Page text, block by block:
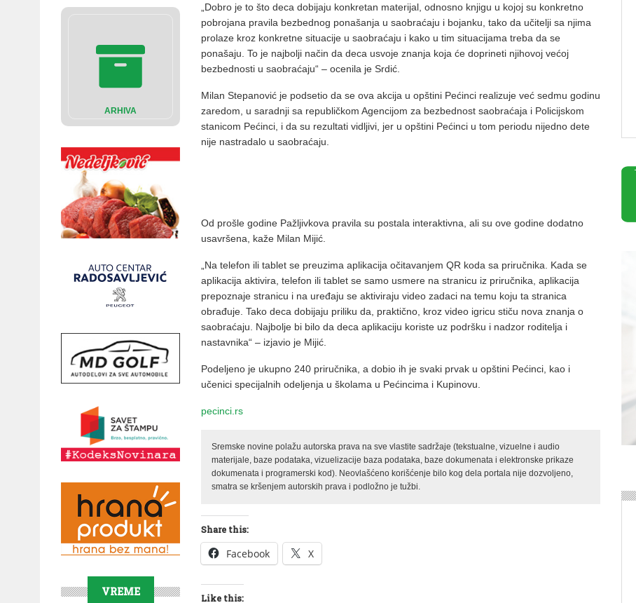
ARHIVA
VREME
„Dobro je to što deca dobijaju konkretan materijal, odnosno knjigu u kojoj su konkretno
pobrojana pravila bezbednog ponašanja u saobraćaju i bojanku, tako da učitelji sa njima
prolaze kroz konkretne situacije u saobraćaju i kako u tim situacijama treba da se
ponašaju. To je najbolji način da deca usvoje znanja koja će doprineti njihovoj većoj
bezbednosti u saobraćaju“ – ocenila je Srdić.
Milan Stepanović je podsetio da se ova akcija u opštini Pećinci realizuje već sedmu godinu
zaredom, u saradnji sa republičkom Agencijom za bezbednost saobraćaja i Policijskom
stanicom Pećinci, i da su rezultati vidljivi, jer u opštini Pećinci u tom periodu nijedno dete
nije nastradalo u saobraćaju.
Od prošle godine Pažljivkova pravila su postala interaktivna, ali su ove godine dodatno
usavršena, kaže Milan Mijić.
„Na telefon ili tablet se preuzima aplikacija očitavanjem QR koda sa priručnika. Kada se
aplikacija aktivira, telefon ili tablet se samo usmere na stranicu iz priručnika, aplikacija
prepoznaje stranicu i na uređaju se aktiviraju video zadaci na temu koju ta stranica
obrađuje. Tako deca dobijaju priliku da, praktično, kroz video igricu stiču nova znanja o
saobraćaju. Najbolje bi bilo da deca aplikaciju koriste uz podršku i nadzor roditelja i
nastavnika“ – izjavio je Mijić.
Podeljeno je ukupno 240 priručnika, a dobio ih je svaki prvak u opštini Pećinci, kao i
učenici specijalnih odeljenja u školama u Pećincima i Kupinovu.
pecinci.rs
Sremske novine polažu autorska prava na sve vlastite sadržaje (tekstualne, vizuelne i audio
materijale, baze podataka, vizuelizacije baza podataka, baze dokumenata i elektronske prikaze
dokumenata i programerski kod). Neovlašćeno korišćenje bilo kog dela portala nije dozvoljeno,
smatra se kršenjem autorskih prava i podložno je tužbi.
Share this:
Facebook X
Like this: